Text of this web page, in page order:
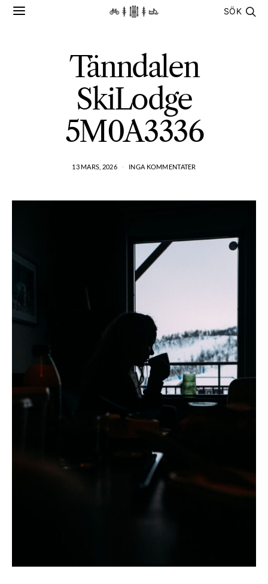
SÖK
Tänndalen
SkiLodge
5M0A3336
13 MARS, 2026 INGA KOMMENTATER